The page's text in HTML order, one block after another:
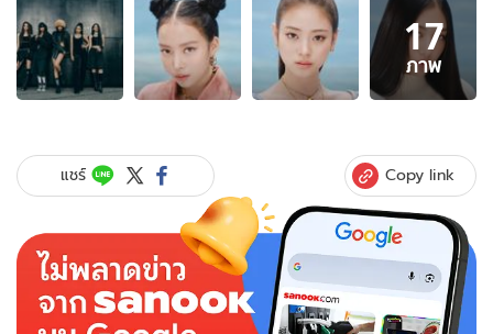
ภาพ
17
ภาพ
ของ
เกิร์ล
กรุ๊ป
THEBLACKLABEL
โปรไฟล์
มาก
ความ
17
ภาพ
แชร์ Copy link